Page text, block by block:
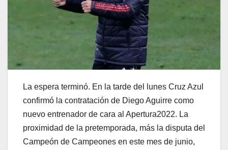
La espera terminó. En la tarde del lunes Cruz Azul
confirmó la contratación de Diego Aguirre como
nuevo entrenador de cara al Apertura2022. La
proximidad de la pretemporada, más la disputa del
Campeón de Campeones en este mes de junio,